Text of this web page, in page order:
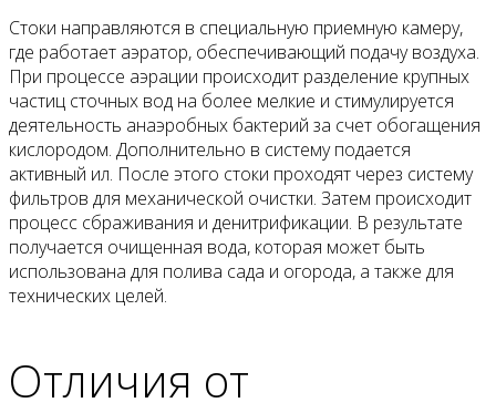
Стоки направляются в специальную приемную камеру,
где работает аэратор, обеспечивающий подачу воздуха.
При процессе аэрации происходит разделение крупных
частиц сточных вод на более мелкие и стимулируется
деятельность анаэробных бактерий за счет обогащения
кислородом. Дополнительно в систему подается
активный ил. После этого стоки проходят через систему
фильтров для механической очистки. Затем происходит
процесс сбраживания и денитрификации. В результате
получается очищенная вода, которая может быть
использована для полива сада и огорода, а также для
технических целей.
Отличия от